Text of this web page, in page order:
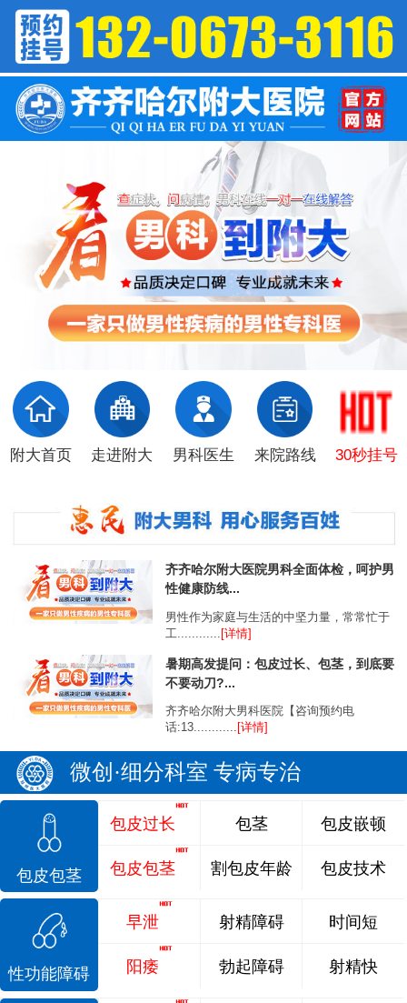
附大首页 走进附大 男科医生 来院路线 30秒挂号
齐齐哈尔附大医院男科全面体检，呵护男
性健康防线...
男性作为家庭与生活的中坚力量，常常忙于
工............
[详情]
暑期高发提问：包皮过长、包茎，到底要
不要动刀?...
齐齐哈尔附大男科医院【咨询预约电
话:13............ [详情]
微创·细分科室 专病专治
包皮包茎
包皮过长
包皮包茎
包茎
割包皮年龄
包皮嵌顿
包皮技术
性功能障碍
早泄
阳痿
射精障碍
勃起障碍
时间短
射精快